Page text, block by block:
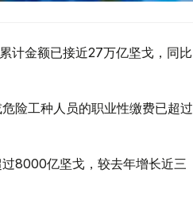
计金额已接近27万亿坚戈，同比
险工种人员的职业性缴费已超过
8000亿坚戈，较去年增长近三